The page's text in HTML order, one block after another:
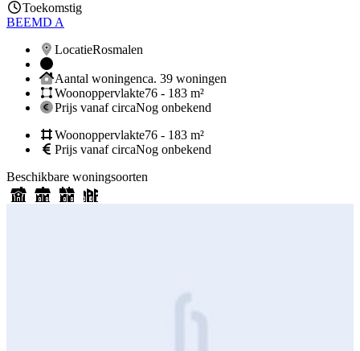
Toekomstig
BEEMD A
LocatieRosmalen
Aantal woningenca. 39 woningen
Woonoppervlakte76 - 183 m²
Prijs vanaf circaNog onbekend
Woonoppervlakte76 - 183 m²
Prijs vanaf circaNog onbekend
Beschikbare woningsoorten